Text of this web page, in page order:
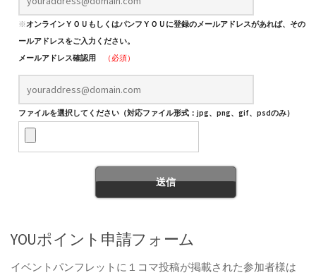
※オンラインＹＯＵもしくはパンフＹＯＵに登録のメールアドレスがあれば、そのメ
ールアドレスをご入力ください。
メールアドレス確認用
（必須）
ファイルを選択してください（対応ファイル形式：jpg、png、gif、psdのみ）
YOUポイント申請フォーム
イベントパンフレットに１コマ投稿が掲載された参加者様は